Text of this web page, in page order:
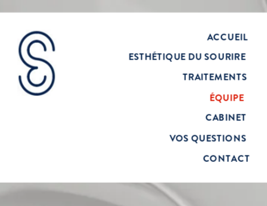
ACCUEIL
ESTHÉTIQUE DU SOURIRE
TRAITEMENTS
ÉQUIPE
CABINET
VOS QUESTIONS
CONTACT